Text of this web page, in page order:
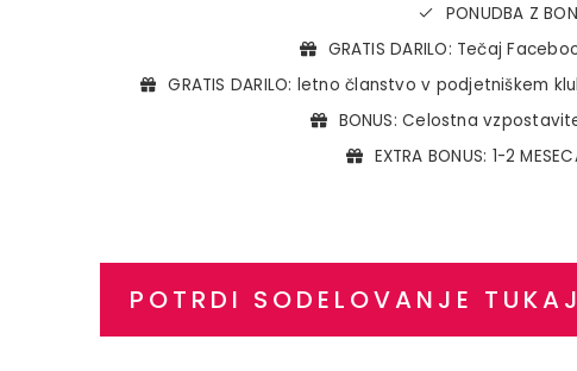
PONUDBA Z
GRATIS DARILO: Tečaj
GRATIS DARILO: letno članstvo v podjetniškem
BONUS: Celostna
EXTRA BONUS: 1-2
POTRDI SODELOVANJE